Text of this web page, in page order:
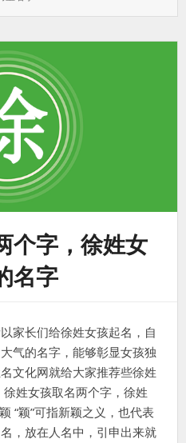
个字，徐姓女
名字
家长们给徐姓女孩起名，自
气的名字，能够彰显女孩独
文化网就给大家推荐些徐姓
姓女孩取名两个字，徐姓
“颖”可指新颖之义，也代表
，放在人名中，引申出来就